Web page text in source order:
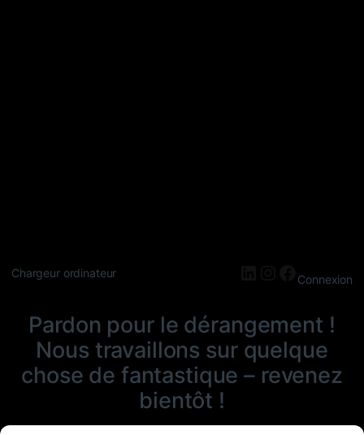
Chargeur ordinateur LinkedIn
Instagram
Connexion
Pardon pour le dérangement !
Nous travaillons sur quelque
chose de fantastique – revenez
bientôt !